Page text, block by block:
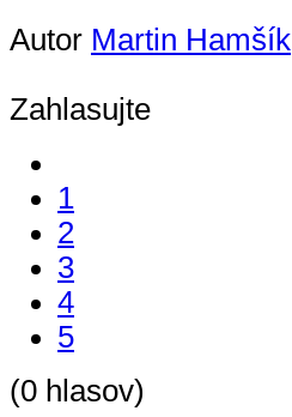
Autor Martin Hamšík
Zahlasujte
1
2
3
4
5
(0 hlasov)